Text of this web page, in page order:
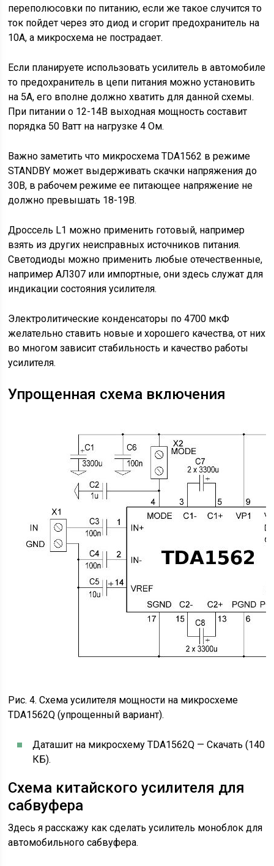
переполюсовки по питанию, если же такое случится то
ток пойдет через это диод и сгорит предохранитель на
10А, а микросхема не пострадает.
Если планируете использовать усилитель в автомобиле
то предохранитель в цепи питания можно установить
на 5А, его вполне должно хватить для данной схемы.
При питании о 12-14В выходная мощность составит
порядка 50 Ватт на нагрузке 4 Ом.
Важно заметить что микросхема TDA1562 в режиме
STANDBY может выдерживать скачки напряжения до
30В, в рабочем режиме ее питающее напряжение не
должно превышать 18-19В.
Дроссель L1 можно применить готовый, например
взять из других неисправных источников питания.
Светодиоды можно применить любые отечественные,
например АЛ307 или импортные, они здесь служат для
индикации состояния усилителя.
Электролитические конденсаторы по 4700 мкФ
желательно ставить новые и хорошего качества, от них
во многом зависит стабильность и качество работы
усилителя.
Упрощенная схема включения
Рис. 4. Схема усилителя мощности на микросхеме
TDA1562Q (упрощенный вариант).
Даташит на микросхему TDA1562Q — Скачать (140
КБ).
Схема китайского усилителя для
сабвуфера
Здесь я расскажу как сделать усилитель моноблок для
автомобильного сабвуфера.